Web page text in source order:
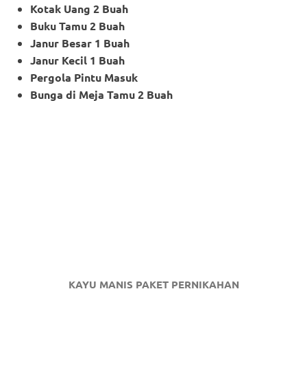
Kotak Uang 2 Buah
Buku Tamu 2 Buah
Janur Besar 1 Buah
Janur Kecil 1 Buah
Pergola Pintu Masuk
Bunga di Meja Tamu 2 Buah
KAYU MANIS PAKET PERNIKAHAN